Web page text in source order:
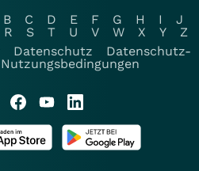
B C D E F G H I
J
R S T U V W X Y
Z
Datenschutz
Datenschutz-
Nutzungsbedingungen